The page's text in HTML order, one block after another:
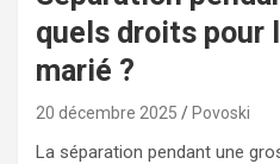
quels droits pour
marié ?
20 décembre 2025 Povoski
La séparation pendant une